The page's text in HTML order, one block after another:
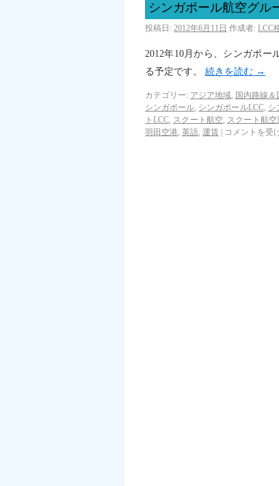
シンガポール航空グル
投稿日: 2012年6月11日 作成者: LCC
2012年10月から、シンガポー
る予定です。 続きを読む →
カテゴリー: アジア地域, 国内路線＆
シンガポール, シンガポールLCC, シ
トLCC, スクート航空, スクート航空
羽田空港, 英語, 運賃 コメントを受